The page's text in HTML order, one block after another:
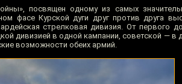
посвящен одному из самых
фасе Курской дуги друг против друга
стрелковая дивизия. От первого
дивизией в одной кампании, советской — в
возможности обеих армий.